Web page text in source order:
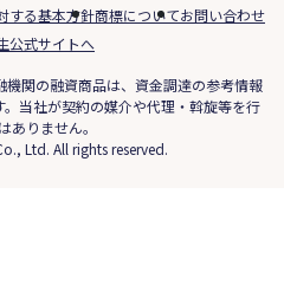
する基本方針商標についてお問い合わせ
公式サイトへ
関の融資商品は、資金調達の参考情報
当社が契約の媒介や代理・斡旋等を行
ありません。
Ltd. All rights reserved.